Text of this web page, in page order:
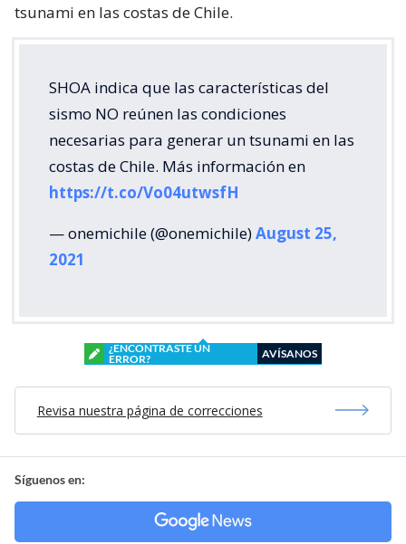
tsunami en las costas de Chile.
SHOA indica que las características del
sismo NO reúnen las condiciones
necesarias para generar un tsunami en las
costas de Chile. Más información en
https://t.co/Vo04utwsfH
— onemichile (@onemichile)August 25,
2021
¿ENCONTRASTE UN
ERROR?
AVÍSANOS
Revisa nuestra página de correcciones
Síguenos en: